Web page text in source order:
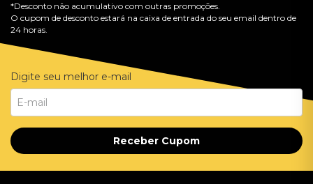
*Desconto não acumulativo com outras promoções.
O cupom de desconto estará na caixa de entrada do seu email dentro de
24 horas.
Digite seu melhor e-mail
Receber Cupom